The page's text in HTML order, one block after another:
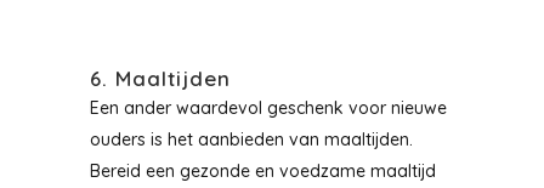
6. Maaltijden
Een ander waardevol geschenk voor nieuwe
ouders is het aanbieden van maaltijden.
Bereid een gezonde en voedzame maaltijd